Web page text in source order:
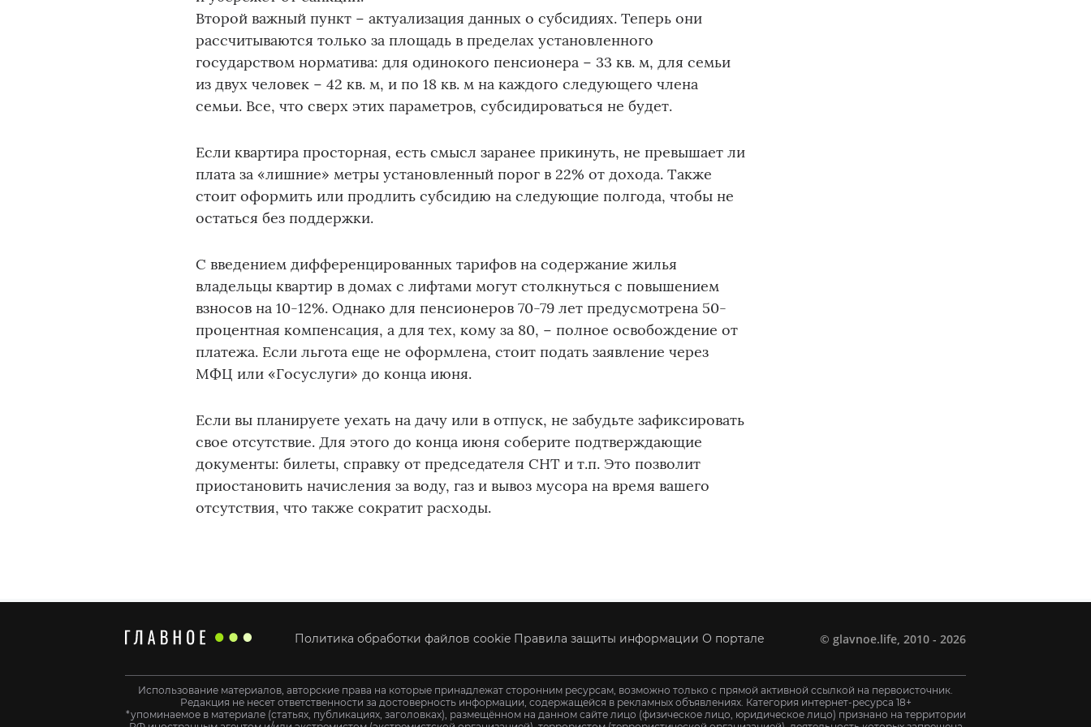
Второй важный пункт − актуализация данных о субсидиях. Теперь они
рассчитываются только за площадь в пределах установленного
государством норматива: для одинокого пенсионера − 33 кв. м, для семьи
из двух человек − 42 кв. м, и по 18 кв. м на каждого следующего члена
семьи. Все, что сверх этих параметров, субсидироваться не будет.
Если квартира просторная, есть смысл заранее прикинуть, не превышает ли
плата за «лишние» метры установленный порог в 22% от дохода. Также
стоит оформить или продлить субсидию на следующие полгода, чтобы не
остаться без поддержки.
С введением дифференцированных тарифов на содержание жилья
владельцы квартир в домах с лифтами могут столкнуться с повышением
взносов на 10-12%. Однако для пенсионеров 70-79 лет предусмотрена 50-
процентная компенсация, а для тех, кому за 80, − полное освобождение от
платежа. Если льгота еще не оформлена, стоит подать заявление через
МФЦ или «Госуслуги» до конца июня.
Если вы планируете уехать на дачу или в отпуск, не забудьте зафиксировать
свое отсутствие. Для этого до конца июня соберите подтверждающие
документы: билеты, справку от председателя СНТ и т.п. Это позволит
приостановить начисления за воду, газ и вывоз мусора на время вашего
отсутствия, что также сократит расходы.
Политика обработки файлов cookie Правила защиты информации О портале © glavnoe.life , 2010 - 2026
Использование материалов, авторские права на которые принадлежат сторонним ресурсам, возможно только с прямой активной ссылкой на первоисточник.
Редакция не несет ответственности за достоверность информации, содержащейся в рекламных объявлениях. Категория интернет-ресурса 18+
*упоминаемое в материале (статьях, публикациях, заголовках), размещённом на данном сайте лицо (физическое лицо, юридическое лицо) признано на территории